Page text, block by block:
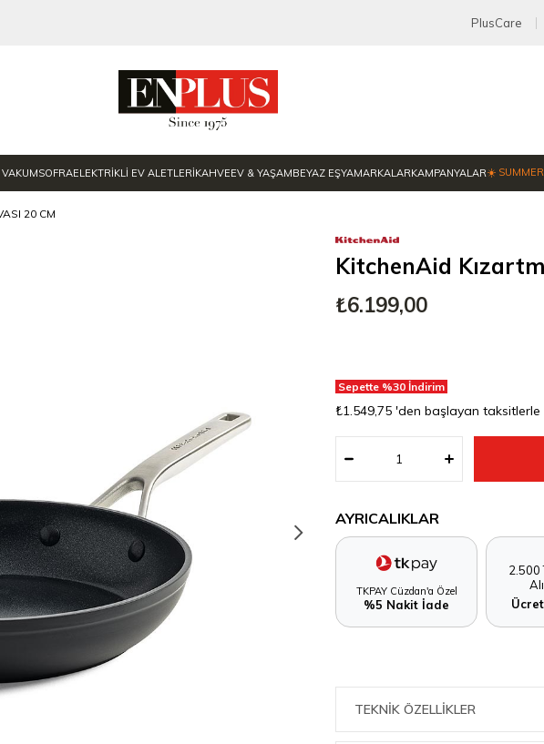
PlusCare
SOFRAELEKTRİKLİ EV ALETLERİKAHVEEV & YAŞAMBEYAZ EŞYAMARKALARKAMPANYALAR☀️
20 CM
KitchenAid
₺6.199,00
Sepette %30 İndirim
₺1.549,75 'den başlayan taksitlerle
AYRICALIKLAR
TKPAY Cüzdan'a Özel
%5 Nakit İade
2.500
TEKNIK ÖZELLIKLER